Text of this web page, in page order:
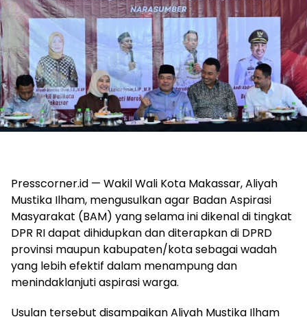
Presscorner.id — Wakil Wali Kota Makassar, Aliyah
Mustika Ilham, mengusulkan agar Badan Aspirasi
Masyarakat (BAM) yang selama ini dikenal di tingkat
DPR RI dapat dihidupkan dan diterapkan di DPRD
provinsi maupun kabupaten/kota sebagai wadah
yang lebih efektif dalam menampung dan
menindaklanjuti aspirasi warga.
Usulan tersebut disampaikan Aliyah Mustika Ilham